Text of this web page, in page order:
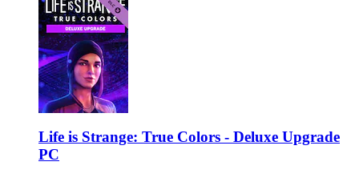
Life is Strange: True Colors - Deluxe Upgrade
PC